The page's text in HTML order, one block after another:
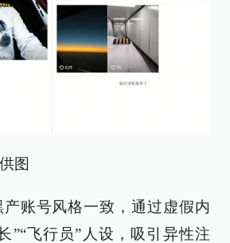
图
账号风格一致，通过虚假内
”“飞行员”人设，吸引异性注